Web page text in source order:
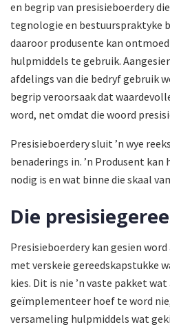
en begrip van presisieboerdery
tegnologie en bestuurspraktyke
daaroor produsente kan
hulpmiddels te gebruik.
afdelings van die bedryf gebruik
begrip veroorsaak dat
word, net omdat die woord
Presisieboerdery sluit ’n wye
benaderings in. ’n Produsent
nodig is en wat binne die skaal
Die
Presisieboerdery kan gesien word
met verskeie gereedskapstukke
kies. Dit is nie ’n vaste pakket
geïmplementeer hoef te word
versameling hulpmiddels wat